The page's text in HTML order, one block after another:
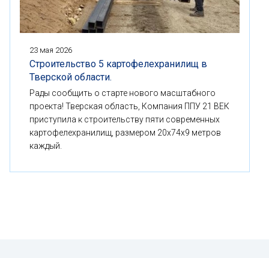
23 мая 2026
Строительство 5 картофелехранилищ в
Тверской области.
Рады сообщить о старте нового масштабного
проекта! Тверская область, Компания ППУ 21 ВЕК
приступила к строительству пяти современных
картофелехранилищ, размером 20x74x9 метров
каждый.